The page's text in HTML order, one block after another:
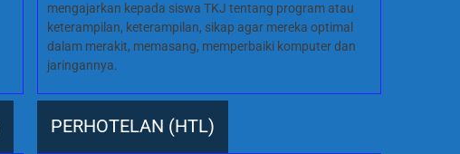
mengajarkan kepada siswa TKJ tentang program atau
keterampilan, keterampilan, sikap agar mereka optimal
dalam merakit, memasang, memperbaiki komputer dan
jaringannya.
PERHOTELAN (HTL)